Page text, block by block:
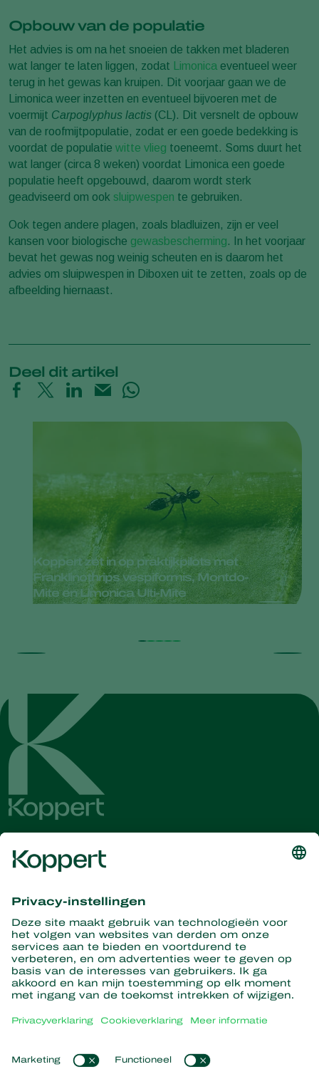
Opbouw van de populatie
Het advies is om na het snoeien de takken met bladeren
wat langer te laten liggen, zodat Limonica eventueel weer
terug in het gewas kan kruipen. Dit voorjaar gaan we de
Limonica weer inzetten en eventueel bijvoeren met de
voermijt Carpoglyphus lactis (CL). Dit versnelt de opbouw
van de roofmijtpopulatie, zodat er een goede bedekking is
voordat de populatie witte vlieg toeneemt. Soms duurt het
wat langer (circa 8 weken) voordat Limonica een goede
populatie heeft opgebouwd, daarom wordt sterk
geadviseerd om ook sluipwespen te gebruiken.
Ook tegen andere plagen, zoals bladluizen, zijn er veel
kansen voor biologische gewasbescherming. In het voorjaar
bevat het gewas nog weinig scheuten en is daarom het
advies om sluipwespen in Diboxen uit te zetten, zoals op de
afbeelding hiernaast.
Deel dit artikel
Koppert zet in op praktijkpilots met
Franklinothrips vespiformis, Montdo-
Mite en Limonica Ulti-Mite
Ontvang het laatste nieuws en
informatie
Hier aanmelden
Partners with Nature
Roofmijten
Roofinsecten
Nuttige nematoden
Over Koppert
Nieuws en informatie
Populaire links